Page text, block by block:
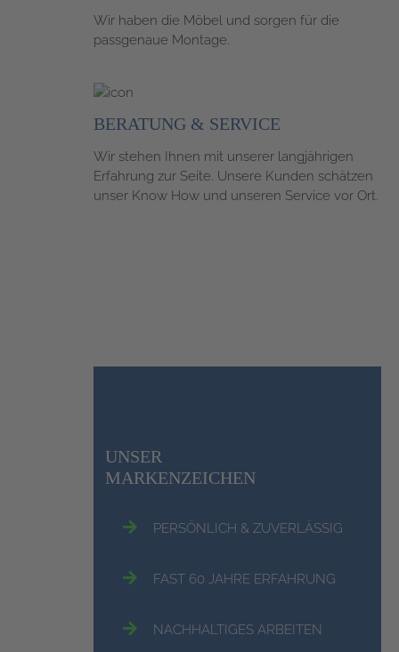
Wir haben die Möbel und sorgen für die
passgenaue Montage.
BERATUNG & SERVICE
Wir stehen Ihnen mit unserer langjährigen
Erfahrung zur Seite. Unsere Kunden schätzen
unser Know How und unseren Service vor Ort.
UNSER
MARKENZEICHEN
PERSÖNLICH & ZUVERLÄSSIG
FAST 60 JAHRE ERFAHRUNG
NACHHALTIGES ARBEITEN